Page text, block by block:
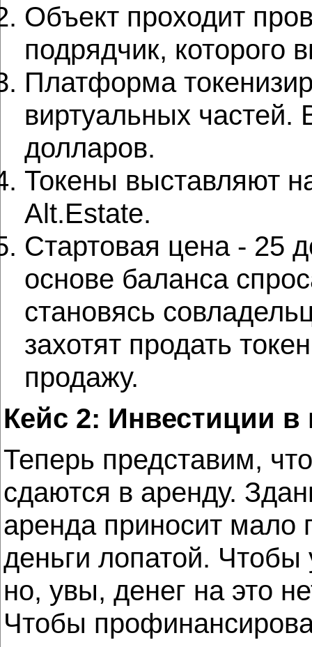
Объект проходит
подрядчик, которого
Платформа
виртуальных частей.
долларов.
Токены выставляют
Alt.Estate.
Стартовая цена - 25
основе баланса
становясь
захотят продать
продажу.
Кейс 2: Инвестиции
Теперь представим,
сдаются в аренду.
аренда приносит мало
деньги лопатой. Чтобы
но, увы, денег на это
Чтобы